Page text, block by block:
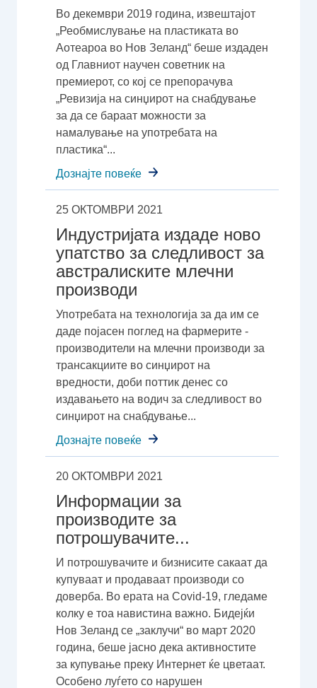
Во декември 2019 година, извештајот
„Реобмислување на пластиката во
Аотеароа во Нов Зеланд“ беше издаден
од Главниот научен советник на
премиерот, со кој се препорачува
„Ревизија на синџирот на снабдување
за да се бараат можности за
намалување на употребата на
пластика“...
Дознајте повеќе
25 ОКТОМВРИ 2021
Индустријата издаде ново
упатство за следливост за
австралиските млечни
производи
Употребата на технологија за да им се
даде појасен поглед на фармерите -
производители на млечни производи за
трансакциите во синџирот на
вредности, доби поттик денес со
издавањето на водич за следливост во
синџирот на снабдување...
Дознајте повеќе
20 ОКТОМВРИ 2021
Информации за
производите за
потрошувачите...
И потрошувачите и бизнисите сакаат да
купуваат и продаваат производи со
доверба. Во ерата на Covid-19, гледаме
колку е тоа навистина важно. Бидејќи
Нов Зеланд се „заклучи“ во март 2020
година, беше јасно дека активностите
за купување преку Интернет ќе цветаат.
Особено луѓето со нарушен